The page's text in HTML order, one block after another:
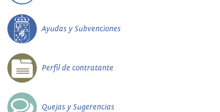
Ayudas y Subvenciones
Perfil de contratante
Quejas y Sugerencias